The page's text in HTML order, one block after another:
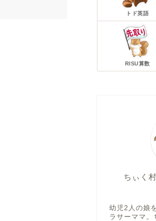
トド英語
RISU算数
ちぃく
幼児2人の娘
ラサーママ。